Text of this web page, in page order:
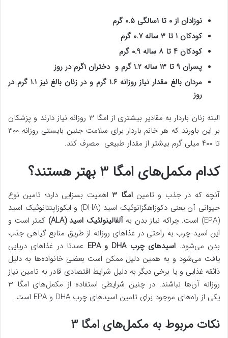
نوزادان از ۰ تا ۱سالگی ۰.۵ گرم
کودکان ۱ تا ۳ ساله ۰.۷ گرم
کودکان ۴ تا ۸ ساله ۰.۹ گرم
پسران ۹ تا ۱۳ ساله ۱.۲ گرم و دختران ۱گرم در روز
مردان بالغ مقدار نیاز روزانه ۱.۶ گرم و در زنان بالغ نیز ۱.۱ گرم در
روز
البته زنان باردار به مقادیر بیشتری از امگا 3 روزانه نیاز دارند و پزشکان
بر این باورند که هر خانم باردار برای سلامت جنین بایستی روزانه ۳۰۰
تا ۴۰۰ میلی گرم بیشتر از مقدار طبیعی مصرف کند.
کدام مکمل‌های امگا 3 بهتر هستند؟
آنچه که در جذب و تامینامگا 3
اهمیت بسزایی دارد؛ تامین نوع
حیوانی آن یعنی دکوزاهگزانوئیک اسید (DHA) و ایکوزاپنتانوئیک اسید
(EPA) است. چراکه نیاز بدن به
آلفالینولئیک اسید (ALA)
کمتر است و
این اسید چرب به راحتی در غذاهای روزانه از طریق منابع گیاهی جذب
بدن می‌شود. اسیدهای چرب DHA و EPA
عمدتا در غذاهای دریایی
یافت می‌شود و به همین دلیل ممکن است بعضی خانواده‌ها به دلیل
ذائقه غذایی و یا برخی دیگر به دلیل شرایط اقتصادی قادر به تامین نیاز
روزانه آن‌ها نباشند. در چنین شرایطی استفاده از مکمل‌های امگا 3
یکی از راه‌های موجود برای تامین اسیدهای چرب DHA و EPA است.
نکات مربوط به مکمل‌های امگا 3